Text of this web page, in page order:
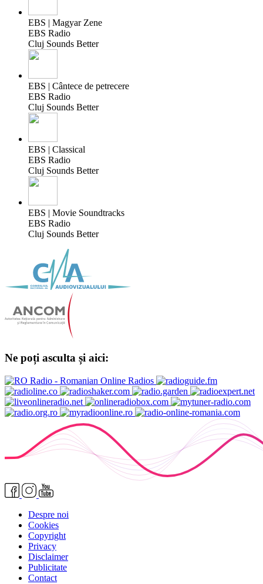
EBS | Magyar Zene
EBS Radio
Cluj Sounds Better
EBS | Cântece de petrecere
EBS Radio
Cluj Sounds Better
EBS | Classical
EBS Radio
Cluj Sounds Better
EBS | Movie Soundtracks
EBS Radio
Cluj Sounds Better
Ne poți asculta și aici:
Despre noi
Cookies
Copyright
Privacy
Disclaimer
Publicitate
Contact